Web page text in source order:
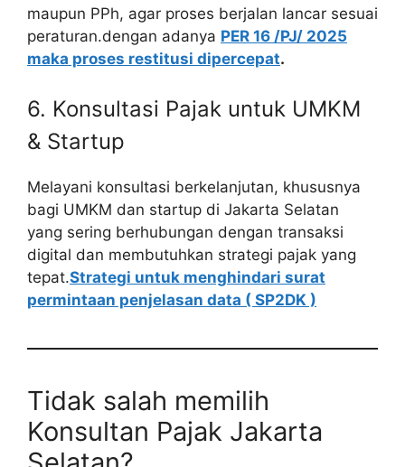
maupun PPh, agar proses berjalan lancar sesuai
peraturan.dengan adanya PER 16 /PJ/ 2025
maka proses restitusi dipercepat.
6. Konsultasi Pajak untuk UMKM
& Startup
Melayani konsultasi berkelanjutan, khususnya
bagi UMKM dan startup di Jakarta Selatan
yang sering berhubungan dengan transaksi
digital dan membutuhkan strategi pajak yang
tepat.Strategi untuk menghindari surat
permintaan penjelasan data ( SP2DK )
Tidak salah memilih
Konsultan Pajak Jakarta